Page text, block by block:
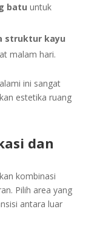
batu untuk
struktur kayu
malam hari.
ini sangat
estetika ruang
dan
kombinasi
Pilih area yang
antara luar